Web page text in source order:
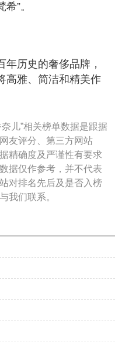
”。
历史的奢侈品牌，
高雅、简洁和精美作
儿”相关榜单数据是跟据
友评分、第三方网站
精确度及严谨性有要求
据仅作参考，并不代表
对排名先后及是否入榜
我们联系。